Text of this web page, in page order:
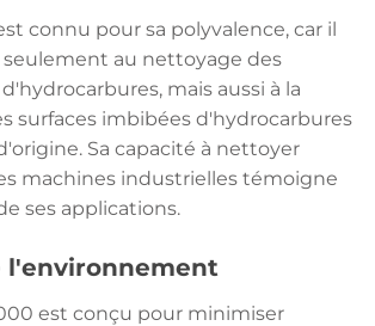
connu pour sa polyvalence, car il
au nettoyage des
mais aussi à la
surfaces imbibées d'hydrocarbures
Sa capacité à nettoyer
machines industrielles témoigne
ses applications.
l'environnement
est conçu pour minimiser